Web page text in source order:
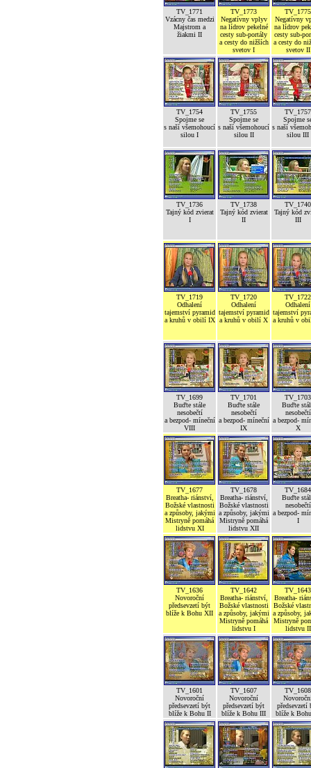
TV_1771
Vzácny čas medzi
Majstrom a
žiakmi II
TV_1773
Negatívny vplyv
na lídrov pekelné
cesty sub-portály
a cesty do nižších
svetov I
TV_1775
Negatívny
na lídrov
cesty sub-
a cesty do
svetov II
TV_1754
Spojme se
s naší všemohoucí
silou I
TV_1755
Spojme se
s naší všemohoucí
silou II
TV_1757
Spojme
s naší
silou III
TV_1736
Tajný kód zvierat
I
TV_1738
Tajný kód zvierat
II
TV_1740
Tajný kód
III
TV_1719
Odhalení
tajemství pyramid
a kruhů v obilí IX
TV_1720
Odhalení
tajemství pyramid
a kruhů v obilí X
TV_1722
Odhalení
tajemství
a kruhů v
TV_1699
Buďte stále
nesobečtí
a bezpod- míneční
VIII
TV_1701
Buďte stále
nesobečtí
a bezpod- míneční
IX
TV_1703
Buďte
nesobečtí
a bezpod-
X
TV_1677
Breatha- riánství,
Božské vlastnosti
a způsoby, jakými
Mistryně pomáhá
lidstvu XI
TV_1678
Breatha- riánství,
Božské vlastnosti
a způsoby, jakými
Mistryně pomáhá
lidstvu XII
TV_1684
Buďte
nesobečtí
a bezpod-
I
TV_1636
Novoroční
předsevzetí být
blíže k Bohu XII
TV_1642
Breatha- riánství,
Božské vlastnosti
a způsoby, jakými
Mistryně pomáhá
lidstvu I
TV_1643
Breatha-
Božské
a způsoby,
Mistryně
lidstvu II
TV_1601
Novoroční
předsevzetí být
blíže k Bohu II
TV_1607
Novoroční
předsevzetí být
blíže k Bohu III
TV_1608
předsevzetí
blíže k